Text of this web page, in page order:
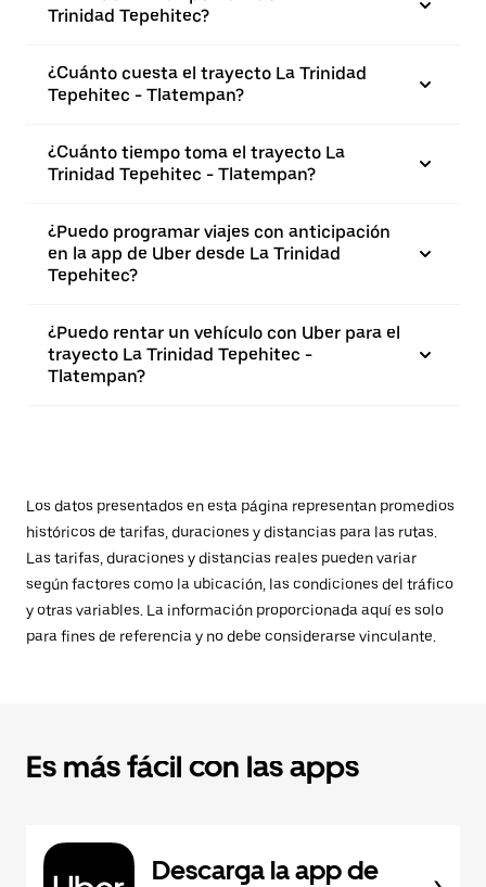
Trinidad Tepehitec?
¿Cuánto cuesta el trayecto La Trinidad
Tepehitec - Tlatempan?
¿Cuánto tiempo toma el trayecto La
Trinidad Tepehitec - Tlatempan?
¿Puedo programar viajes con anticipación
en la app de Uber desde La Trinidad
Tepehitec?
¿Puedo rentar un vehículo con Uber para el
trayecto La Trinidad Tepehitec -
Tlatempan?
Los datos presentados en esta página representan promedios
históricos de tarifas, duraciones y distancias para las rutas.
Las tarifas, duraciones y distancias reales pueden variar
según factores como la ubicación, las condiciones del tráfico
y otras variables. La información proporcionada aquí es solo
para fines de referencia y no debe considerarse vinculante.
Es más fácil con las apps
Descarga la app de